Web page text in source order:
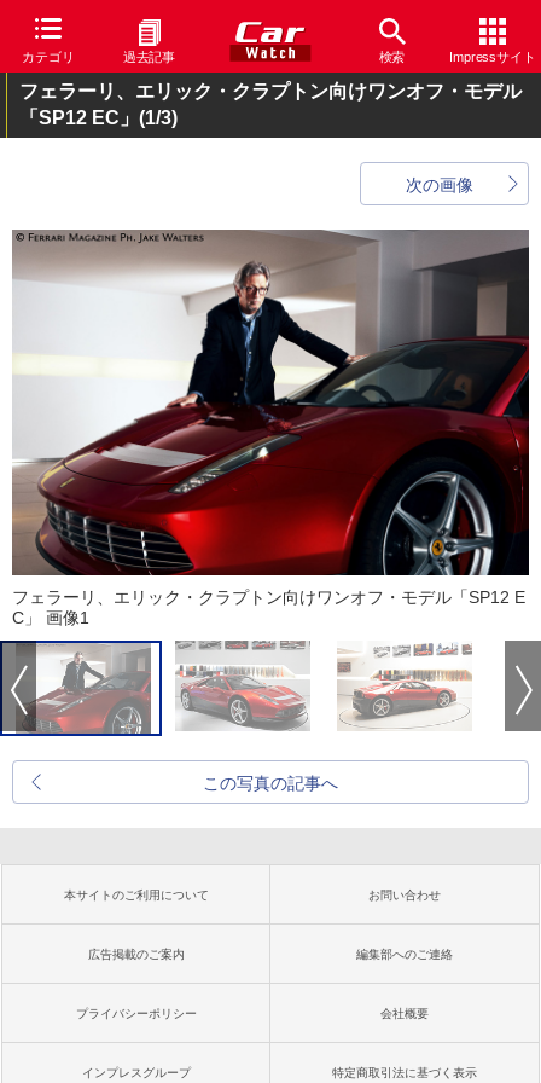
カテゴリ 過去記事 検索 Impressサイト
フェラーリ、エリック・クラプトン向けワンオフ・モデル
「SP12 EC」 (1/3)
次の画像
フェラーリ、エリック・クラプトン向けワンオフ・モデル「SP12 E
C」 画像1
この写真の記事へ
本サイトのご利用について お問い合わせ
広告掲載のご案内 編集部へのご連絡
プライバシーポリシー 会社概要
インプレスグループ 特定商取引法に基づく表示